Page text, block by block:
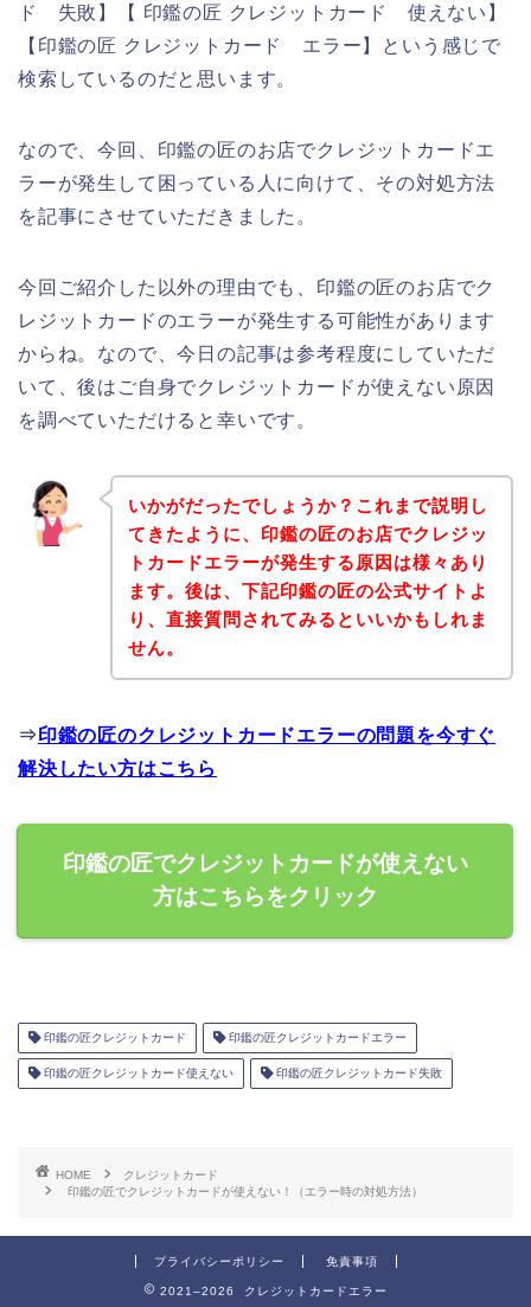
ド 失敗】【 印鑑の匠 クレジットカード 使えない】
【印鑑の匠 クレジットカード エラー】という感じで
検索しているのだと思います。
なので、今回、印鑑の匠のお店でクレジットカードエ
ラーが発生して困っている人に向けて、その対処方法
を記事にさせていただきました。
今回ご紹介した以外の理由でも、印鑑の匠のお店でク
レジットカードのエラーが発生する可能性があります
からね。なので、今日の記事は参考程度にしていただ
いて、後はご自身でクレジットカードが使えない原因
を調べていただけると幸いです。
いかがだったでしょうか？これまで説明し
てきたように、印鑑の匠のお店でクレジッ
トカードエラーが発生する原因は様々あり
ます。後は、下記印鑑の匠の公式サイトよ
り、直接質問されてみるといいかもしれま
せん。
⇒印鑑の匠のクレジットカードエラーの問題を今すぐ
解決したい方はこちら
印鑑の匠でクレジットカードが使えない
方はこちらをクリック
印鑑の匠クレジットカード 印鑑の匠クレジットカードエラー
印鑑の匠クレジットカード使えない 印鑑の匠クレジットカード失敗
HOME
クレジットカード
印鑑の匠でクレジットカードが使えない！（エラー時の対処方法）
プライバシーポリシー 免責事項
2021–2026 クレジットカードエラー